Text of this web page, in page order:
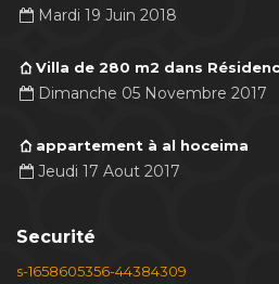
Mardi 19 Juin 2018
Villa de 280 m2 dans
Dimanche 05 Novembre 2017
appartement à al hoceima
Jeudi 17 Aout 2017
Securité
s-1658605356-44384309